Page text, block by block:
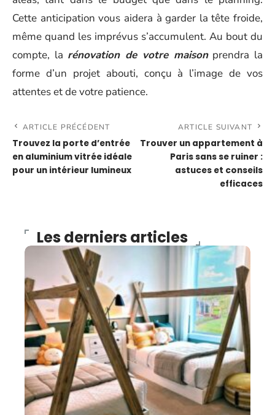
Cette anticipation vous aidera à garder la tête froide,
même quand les imprévus s’accumulent. Au bout du
compte, la rénovation de votre maisonprendra la
forme d’un projet abouti, conçu à l’image de vos
attentes et de votre patience.
ARTICLE PRÉCÉDENT
Trouvez la porte d’entrée
en aluminium vitrée idéale
pour un intérieur lumineux
ARTICLE SUIVANT
Trouver un appartement à
Paris sans se ruiner :
astuces et conseils
efficaces
Les derniers articles